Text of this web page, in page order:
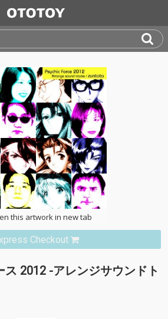
this artwork in new tab
Checkout
2012 -アレンジサウンドト